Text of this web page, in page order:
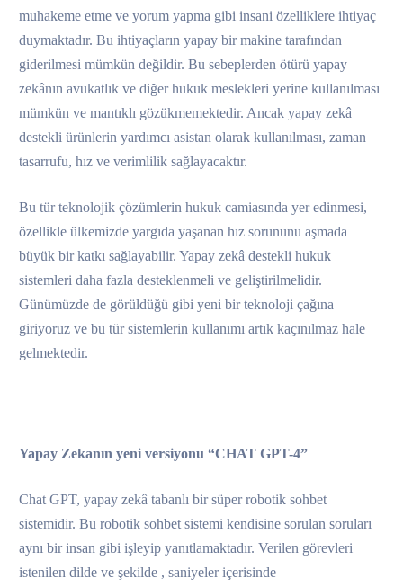
muhakeme etme ve yorum yapma gibi insani özelliklere ihtiyaç
duymaktadır. Bu ihtiyaçların yapay bir makine tarafından
giderilmesi mümkün değildir. Bu sebeplerden ötürü yapay
zekânın avukatlık ve diğer hukuk meslekleri yerine kullanılması
mümkün ve mantıklı gözükmemektedir. Ancak yapay zekâ
destekli ürünlerin yardımcı asistan olarak kullanılması, zaman
tasarrufu, hız ve verimlilik sağlayacaktır.
Bu tür teknolojik çözümlerin hukuk camiasında yer edinmesi,
özellikle ülkemizde yargıda yaşanan hız sorununu aşmada
büyük bir katkı sağlayabilir. Yapay zekâ destekli hukuk
sistemleri daha fazla desteklenmeli ve geliştirilmelidir.
Günümüzde de görüldüğü gibi yeni bir teknoloji çağına
giriyoruz ve bu tür sistemlerin kullanımı artık kaçınılmaz hale
gelmektedir.
Yapay Zekanın yeni versiyonu “CHAT GPT-4”
Chat GPT, yapay zekâ tabanlı bir süper robotik sohbet
sistemidir. Bu robotik sohbet sistemi kendisine sorulan soruları
aynı bir insan gibi işleyip yanıtlamaktadır. Verilen görevleri
istenilen dilde ve şekilde , saniyeler içerisinde